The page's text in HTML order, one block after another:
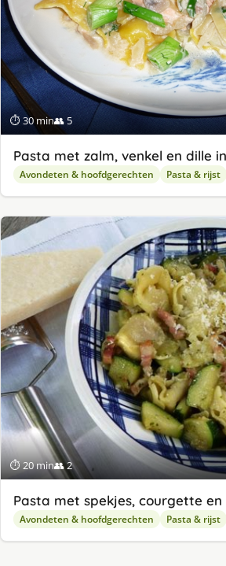
⏱ 30 min👥 5
Pasta met zalm, venkel en dille
Avondeten & hoofdgerechten Pasta & rijst
⏱ 20 min👥 2
Pasta met spekjes, courgette
Avondeten & hoofdgerechten Pasta & rijst